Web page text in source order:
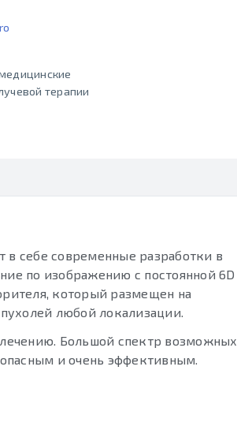
терапии
в себе современные разработки в
по изображению с постоянной 6D
который размещен на
любой локализации.
Большой спектр возможных
и очень эффективным.